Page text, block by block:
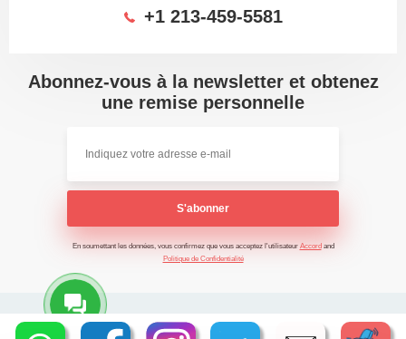
+1 213-459-5581
Abonnez-vous à la newsletter et obtenez
une remise personnelle
S'abonner
En soumettant les données, vous confirmez que vous acceptez l'utilisateur Accord and
Politique de Confidentialité
2026 - Time Saving Machine ©